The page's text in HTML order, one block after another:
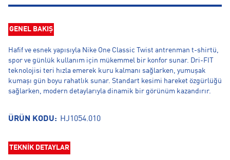
GENEL BAKIŞ
Hafif ve esnek yapısıyla Nike One Classic Twist antrenman t-shirtü,
spor ve günlük kullanım için mükemmel bir konfor sunar. Dri-FIT
teknolojisi teri hızla emerek kuru kalmanı sağlarken, yumuşak
kumaşı gün boyu rahatlık sunar. Standart kesimi hareket özgürlüğü
sağlarken, modern detaylarıyla dinamik bir görünüm kazandırır.
ÜRÜN KODU: HJ1054.010
TEKNİK DETAYLAR